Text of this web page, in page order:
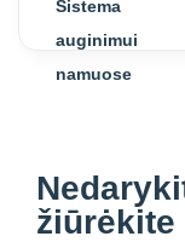
žiūrėkite